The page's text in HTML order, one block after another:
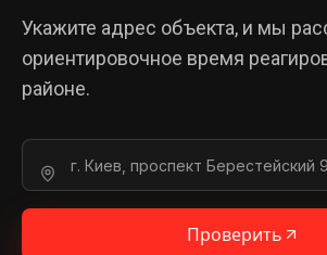
Укажите адрес объекта, и мы
ориентировочное время
районе.
Проверить